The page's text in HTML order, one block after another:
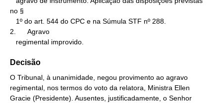
no §
2.      Agravo
   regimental improvido.
Decisão
O Tribunal, à unanimidade, negou provimento ao agravo
regimental, nos termos do voto da relatora, Ministra Ellen
Gracie (Presidente). Ausentes, justificadamente, o Senhor